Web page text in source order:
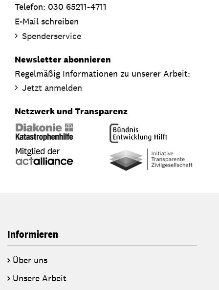
Telefon: 030 65211-4711
E-Mail schreiben
Spenderservice
Newsletter abonnieren
Regelmäßig Informationen zu unserer Arbeit:
Jetzt anmelden
Netzwerk und Transparenz
Informieren
Über uns
Unsere Arbeit